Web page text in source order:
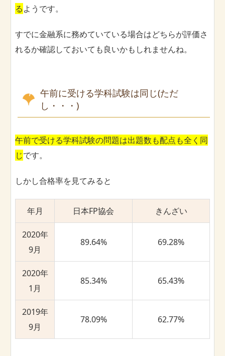
るようです。
すでに金融系に務めていている場合はどちらが評価さ
れるか確認しておいても良いかもしれませんね。
午前に受ける学科試験は同じ(ただ
し・・・)
午前で受ける学科試験の問題は出題数も配点も全く同
じです。
しかし合格率を見てみると
年月 日本FP協会 きんざい
2020年
9月
89.64% 69.28%
2020年
1月
85.34% 65.43%
2019年
9月
78.09% 62.77%